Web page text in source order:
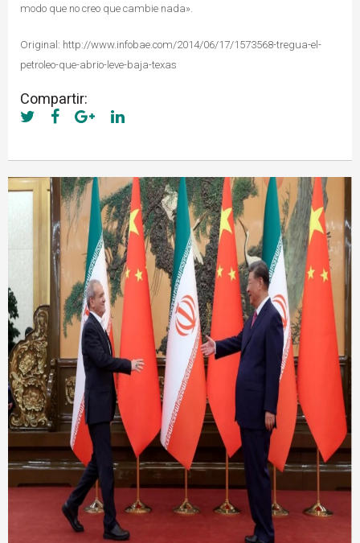
modo que no creo que cambie nada».
Original: http://www.infobae.com/2014/06/17/1573568-tregua-el-
petroleo-que-abrio-leve-baja-texas
Compartir: